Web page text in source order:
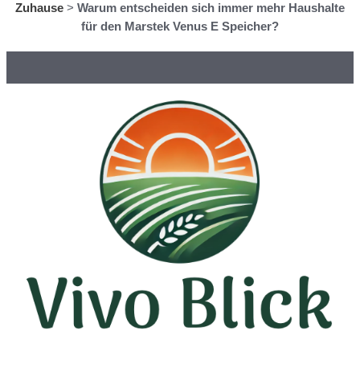
Zuhause > Warum entscheiden sich immer mehr Haushalte
für den Marstek Venus E Speicher?